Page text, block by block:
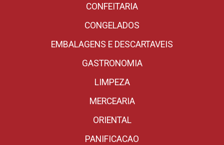
CONFEITARIA
CONGELADOS
EMBALAGENS E DESCARTAVEIS
GASTRONOMIA
LIMPEZA
MERCEARIA
ORIENTAL
PANIFICACAO